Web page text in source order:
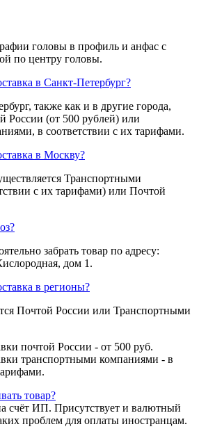
головы в профиль и анфас с
по центру головы.
в Санкт-Петербург?
также как и в другие города,
России (от 500 рублей) или
в соответствии с их тарифами.
в Москву?
Транспортными
с их тарифами) или Почтой
забрать товар по адресу:
дом 1.
в регионы?
Почтой России или Транспортными
почтой России - от 500 руб.
транспортными компаниями - в
товар?
счёт ИП. Присутствует и валютный
проблем для оплаты иностранцам.